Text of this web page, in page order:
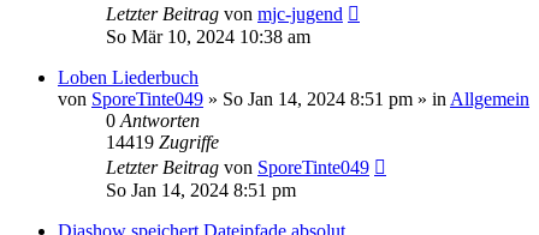
Letzter Beitrag von mjc-jugend
So Mär 10, 2024 10:38 am
Loben Liederbuch
von SporeTinte049 » So Jan 14, 2024 8:51 pm » in Allgemein
0 Antworten
14419 Zugriffe
Letzter Beitrag von SporeTinte049
So Jan 14, 2024 8:51 pm
Diashow speichert Dateipfade absolut